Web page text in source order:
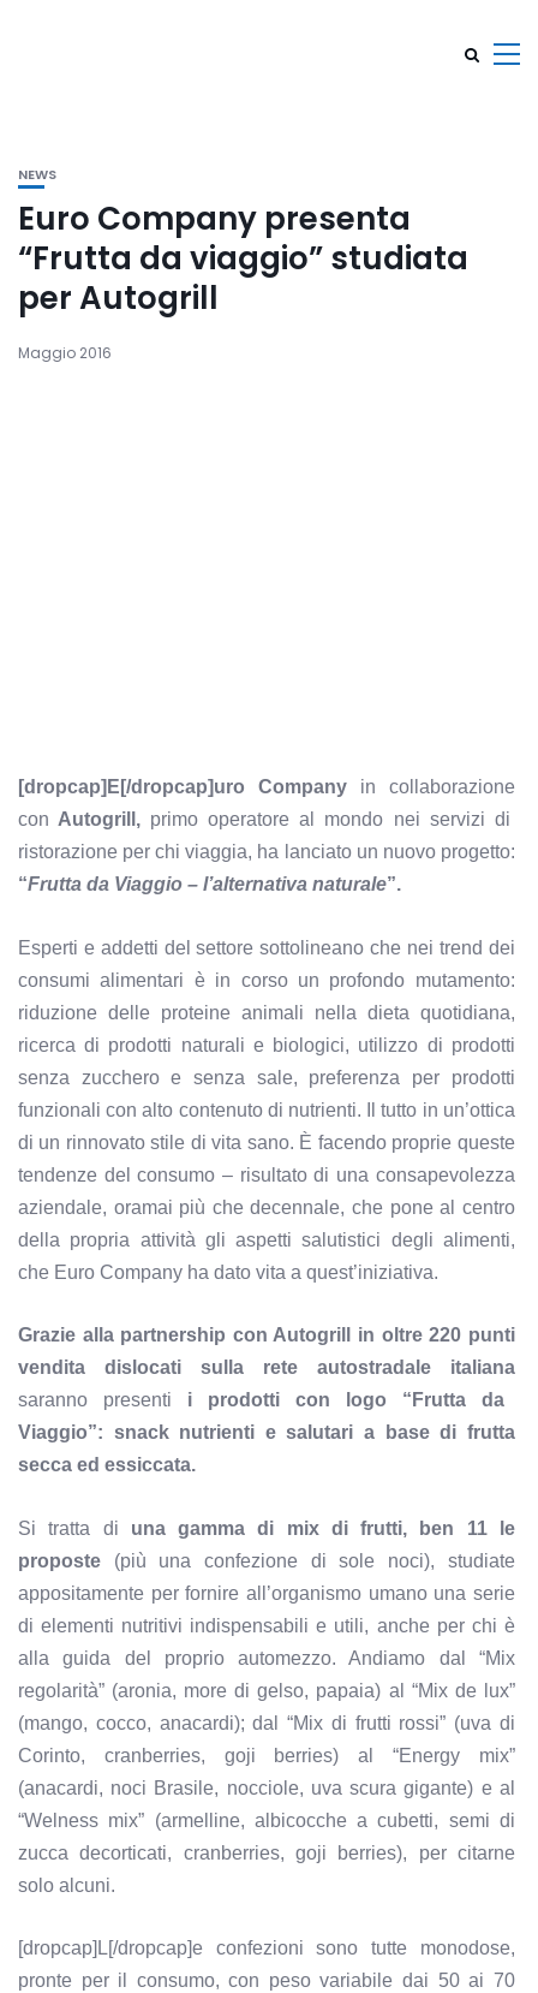
NEWS
Euro Company presenta
“Frutta da viaggio” studiata
per Autogrill
Maggio 2016
[dropcap]E[/dropcap]uro Company in collaborazione
con Autogrill, primo operatore al mondo nei servizi di
ristorazione per chi viaggia, ha lanciato un nuovo progetto:
“Frutta da Viaggio – l’alternativa naturale”.
Esperti e addetti del settore sottolineano che nei trend dei
consumi alimentari è in corso un profondo mutamento:
riduzione delle proteine animali nella dieta quotidiana,
ricerca di prodotti naturali e biologici, utilizzo di prodotti
senza zucchero e senza sale, preferenza per prodotti
funzionali con alto contenuto di nutrienti. Il tutto in un’ottica
di un rinnovato stile di vita sano. È facendo proprie queste
tendenze del consumo – risultato di una consapevolezza
aziendale, oramai più che decennale, che pone al centro
della propria attività gli aspetti salutistici degli alimenti,
che Euro Company ha dato vita a quest’iniziativa.
Grazie alla partnership con Autogrill in oltre 220 punti
vendita dislocati sulla rete autostradale italiana
saranno presenti i prodotti con logo “Frutta da
Viaggio”: snack nutrienti e salutari a base di frutta
secca ed essiccata.
Si tratta di una gamma di mix di frutti, ben 11 le
proposte (più una confezione di sole noci), studiate
appositamente per fornire all’organismo umano una serie
di elementi nutritivi indispensabili e utili, anche per chi è
alla guida del proprio automezzo. Andiamo dal “Mix
regolarità” (aronia, more di gelso, papaia) al “Mix de lux”
(mango, cocco, anacardi); dal “Mix di frutti rossi” (uva di
Corinto, cranberries, goji berries) al “Energy mix”
(anacardi, noci Brasile, nocciole, uva scura gigante) e al
“Welness mix” (armelline, albicocche a cubetti, semi di
zucca decorticati, cranberries, goji berries), per citarne
solo alcuni.
[dropcap]L[/dropcap]e confezioni sono tutte monodose,
pronte per il consumo, con peso variabile dai 50 ai 70